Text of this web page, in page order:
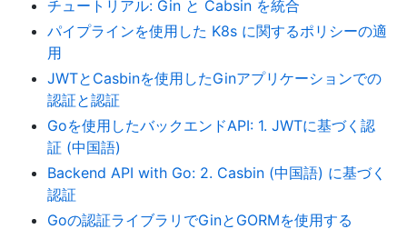
チュートリアル: Gin と Cabsin を統合
パイプラインを使用した K8s に関するポリシーの適
用
JWTとCasbinを使用したGinアプリケーションでの
認証と認証
Goを使用したバックエンドAPI: 1. JWTに基づく認
証 (中国語)
Backend API with Go: 2. Casbin (中国語) に基づく
認証
Goの認証ライブラリでGinとGORMを使用する